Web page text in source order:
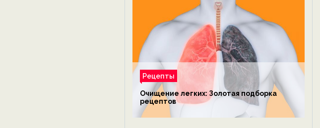
Рецепты
Очищение легких: Золотая подборка
рецептов